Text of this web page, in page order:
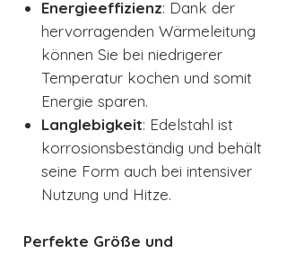
Energieeffizienz: Dank der
hervorragenden Wärmeleitung
können Sie bei niedrigerer
Temperatur kochen und somit
Energie sparen.
Langlebigkeit: Edelstahl ist
korrosionsbeständig und behält
seine Form auch bei intensiver
Nutzung und Hitze.
Perfekte Größe und